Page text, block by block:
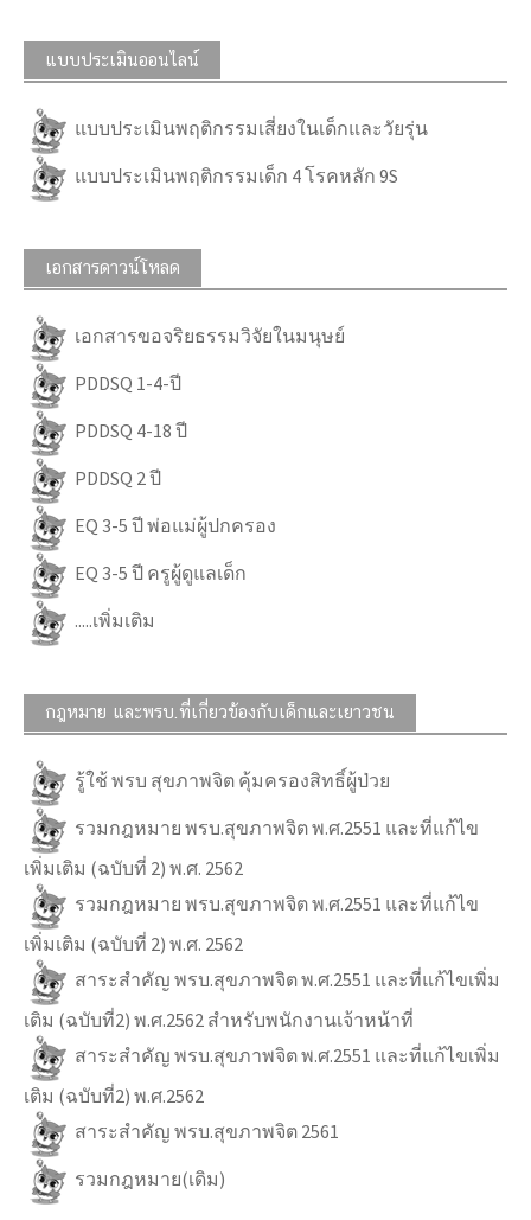
แบบประเมินออนไลน์
แบบประเมินพฤติกรรมเสี่ยงในเด็กและวัยรุ่น
แบบประเมินพฤติกรรมเด็ก 4 โรคหลัก 9S
เอกสารดาวน์โหลด
เอกสารขอจริยธรรมวิจัยในมนุษย์
PDDSQ 1-4-ปี
PDDSQ 4-18 ปี
PDDSQ 2 ปี
EQ 3-5 ปี พ่อแม่ผู้ปกครอง
EQ 3-5 ปี ครูผู้ดูแลเด็ก
.....เพิ่มเติม
กฎหมาย และพรบ.ที่เกี่ยวข้องกับเด็กและเยาวชน
รู้ใช้ พรบ สุขภาพจิต คุ้มครองสิทธิ์ผู้ป่วย
รวมกฎหมาย พรบ.สุขภาพจิต พ.ศ.2551 และที่แก้ไข
เพิ่มเติม (ฉบับที่ 2) พ.ศ. 2562
รวมกฎหมาย พรบ.สุขภาพจิต พ.ศ.2551 และที่แก้ไข
เพิ่มเติม (ฉบับที่ 2) พ.ศ. 2562
สาระสำคัญ พรบ.สุขภาพจิต พ.ศ.2551 และที่แก้ไขเพิ่ม
เติม (ฉบับที่2) พ.ศ.2562 สำหรับพนักงานเจ้าหน้าที่
สาระสำคัญ พรบ.สุขภาพจิต พ.ศ.2551 และที่แก้ไขเพิ่ม
เติม (ฉบับที่2) พ.ศ.2562
สาระสำคัญ พรบ.สุขภาพจิต 2561
รวมกฎหมาย(เดิม)